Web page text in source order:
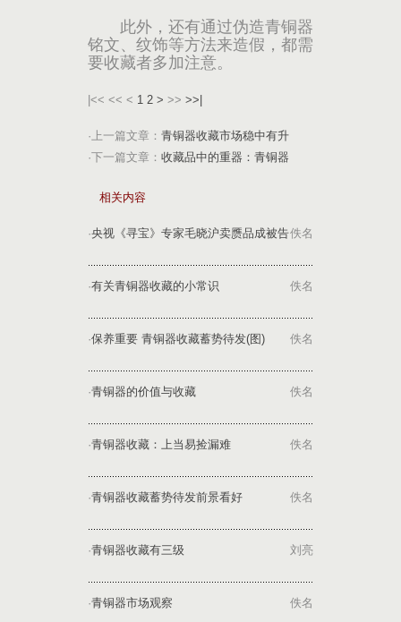
此外，还有通过伪造青铜器
铭文、纹饰等方法来造假，都需
要收藏者多加注意。
|<< << < 1 2 > >> >>|
·上一篇文章： 青铜器收藏市场稳中有升
·下一篇文章： 收藏品中的重器：青铜器
相关内容
·央视《寻宝》专家毛晓沪卖赝品成被告佚名
·有关青铜器收藏的小常识 佚名
·保养重要 青铜器收藏蓄势待发(图) 佚名
·青铜器的价值与收藏 佚名
·青铜器收藏：上当易捡漏难 佚名
·青铜器收藏蓄势待发前景看好 佚名
·青铜器收藏有三级 刘亮
·青铜器市场观察 佚名